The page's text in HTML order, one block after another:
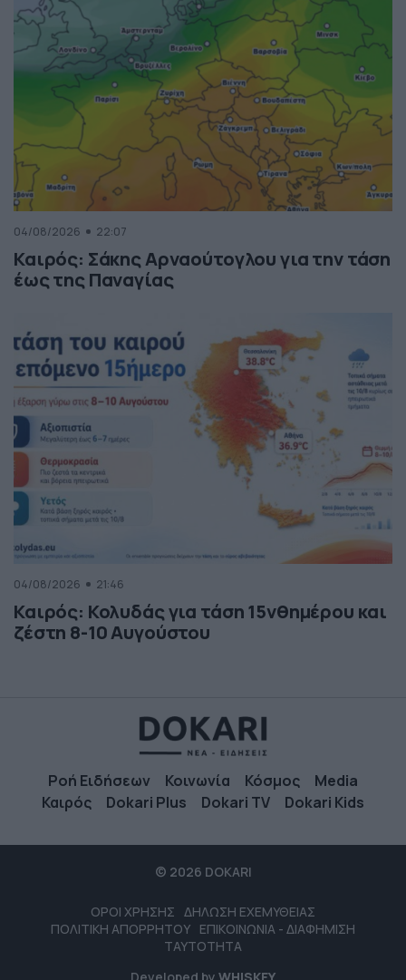
04/08/2026 22:07
Καιρός: Σάκης Αρναούτογλου για την τάση
έως της Παναγίας
04/08/2026 21:46
Καιρός: Κολυδάς για τάση 15νθημέρου και
ζέστη 8-10 Αυγούστου
Ροή Ειδήσεων Κοινωνία Κόσμος
Media
Καιρός
Dokari Plus Dokari TV Dokari Kids
© 2026 DOKARI
ΟΡΟΙ ΧΡΗΣΗΣ ΔΗΛΩΣΗ ΕΧΕΜΥΘΕΙΑΣ
ΠΟΛΙΤΙΚΗ ΑΠΟΡΡΗΤΟΥ ΕΠΙΚΟΙΝΩΝΙΑ - ΔΙΑΦΗΜΙΣΗ
ΤΑΥΤΟΤΗΤΑ
Developed by WHISKEY